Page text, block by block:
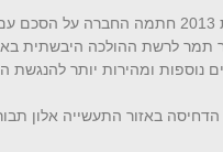
לא צלח בעקבות החבלות בצינור הגז המצרי
נוספות ומהירות יותר
הוקמה תחנת הדחיסה באזור